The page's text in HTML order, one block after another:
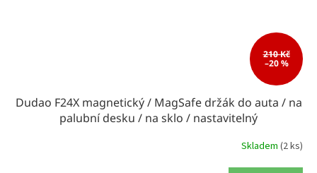
210 Kč
–20 %
Dudao F24X magnetický / MagSafe držák do auta / na
palubní desku / na sklo / nastavitelný
Skladem (2 ks)